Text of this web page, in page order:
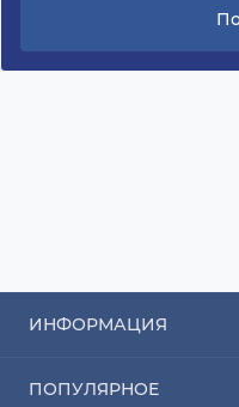
ИНФОРМАЦИЯ
Оплата
ПОПУЛЯРНОЕ